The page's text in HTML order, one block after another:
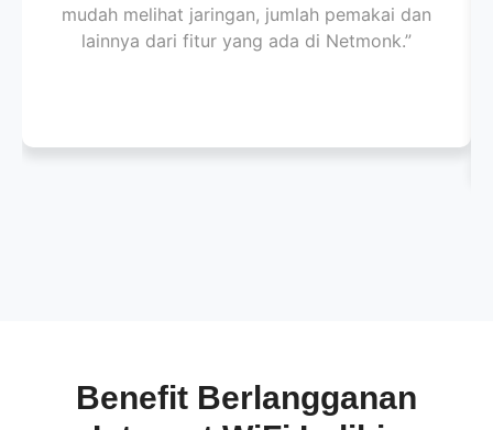
mudah melihat jaringan, jumlah pemakai dan
lainnya dari fitur yang ada di Netmonk.”
Benefit Berlangganan